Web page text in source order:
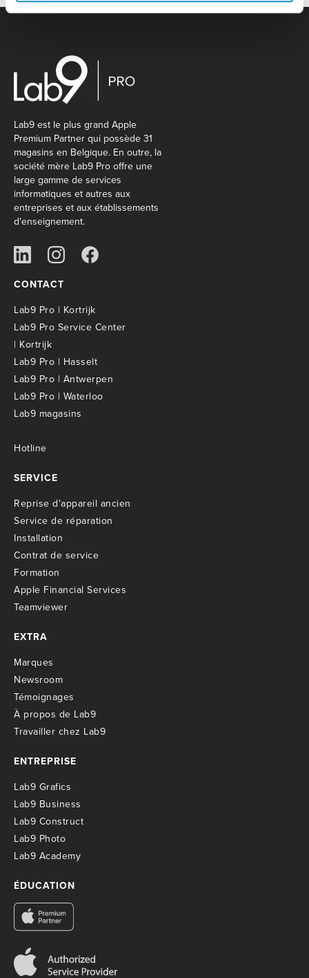
Lab9 est le plus grand Apple
Premium Partner qui possède 31
magasins en Belgique. En outre, la
société mère Lab9 Pro offre une
large gamme de services
informatiques et autres aux
entreprises et aux établissements
d'enseignement.
CONTACT
Lab9 Pro | Kortrijk
Lab9 Pro Service Center
| Kortrijk
Lab9 Pro | Hasselt
Lab9 Pro | Antwerpen
Lab9 Pro | Waterloo
Lab9 magasins
Hotline
SERVICE
Reprise d'appareil ancien
Service de réparation
Installation
Contrat de service
Formation
Apple Financial Services
Teamviewer
EXTRA
Marques
Newsroom
Témoignages
À propos de Lab9
Travailler chez Lab9
ENTREPRISE
Lab9 Grafics
Lab9 Business
Lab9 Construct
Lab9 Photo
Lab9 Academy
ÉDUCATION